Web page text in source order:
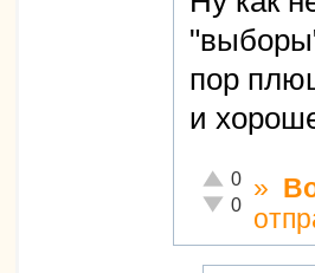
пор
и
Отлично!
0
Неадекватно!
0
»